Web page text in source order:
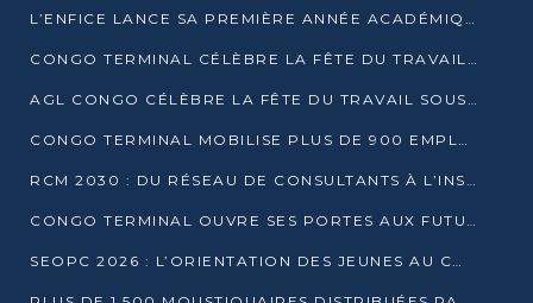
L’ENFICE LANCE SA PREMIÈRE ANNÉE ACADÉMIQUE AVEC 100 FUTURS ENSEIGNANTS
CONGO TERMINAL CÉLÈBRE LA FÊTE DU TRAVAIL AVEC SES COLLABORATEURS À POINTE-NOIRE
AGL CONGO CÉLÈBRE LA FÊTE DU TRAVAIL SOUS LE SIGNE DE LA COHÉSION
CONGO TERMINAL MOBILISE PLUS DE 900 EMPLOYÉS AUTOUR DE LA SÉCURITÉ AU TRAVAIL
RCM 2030 : DU RÉSEAU DE CONSULTANTS À L’INSTRUMENT DE PUISSANCE EN AFRIQUE FRANCOPHONE
CONGO TERMINAL OUVRE SES PORTES AUX FUTURS INGÉNIEURS AU FORUM DES MÉTIERS D’UCAC-ICAM
SEOPC 2026 : L’ORIENTATION DES JEUNES AU CŒUR DE LA DEUXIÈME ÉDITION